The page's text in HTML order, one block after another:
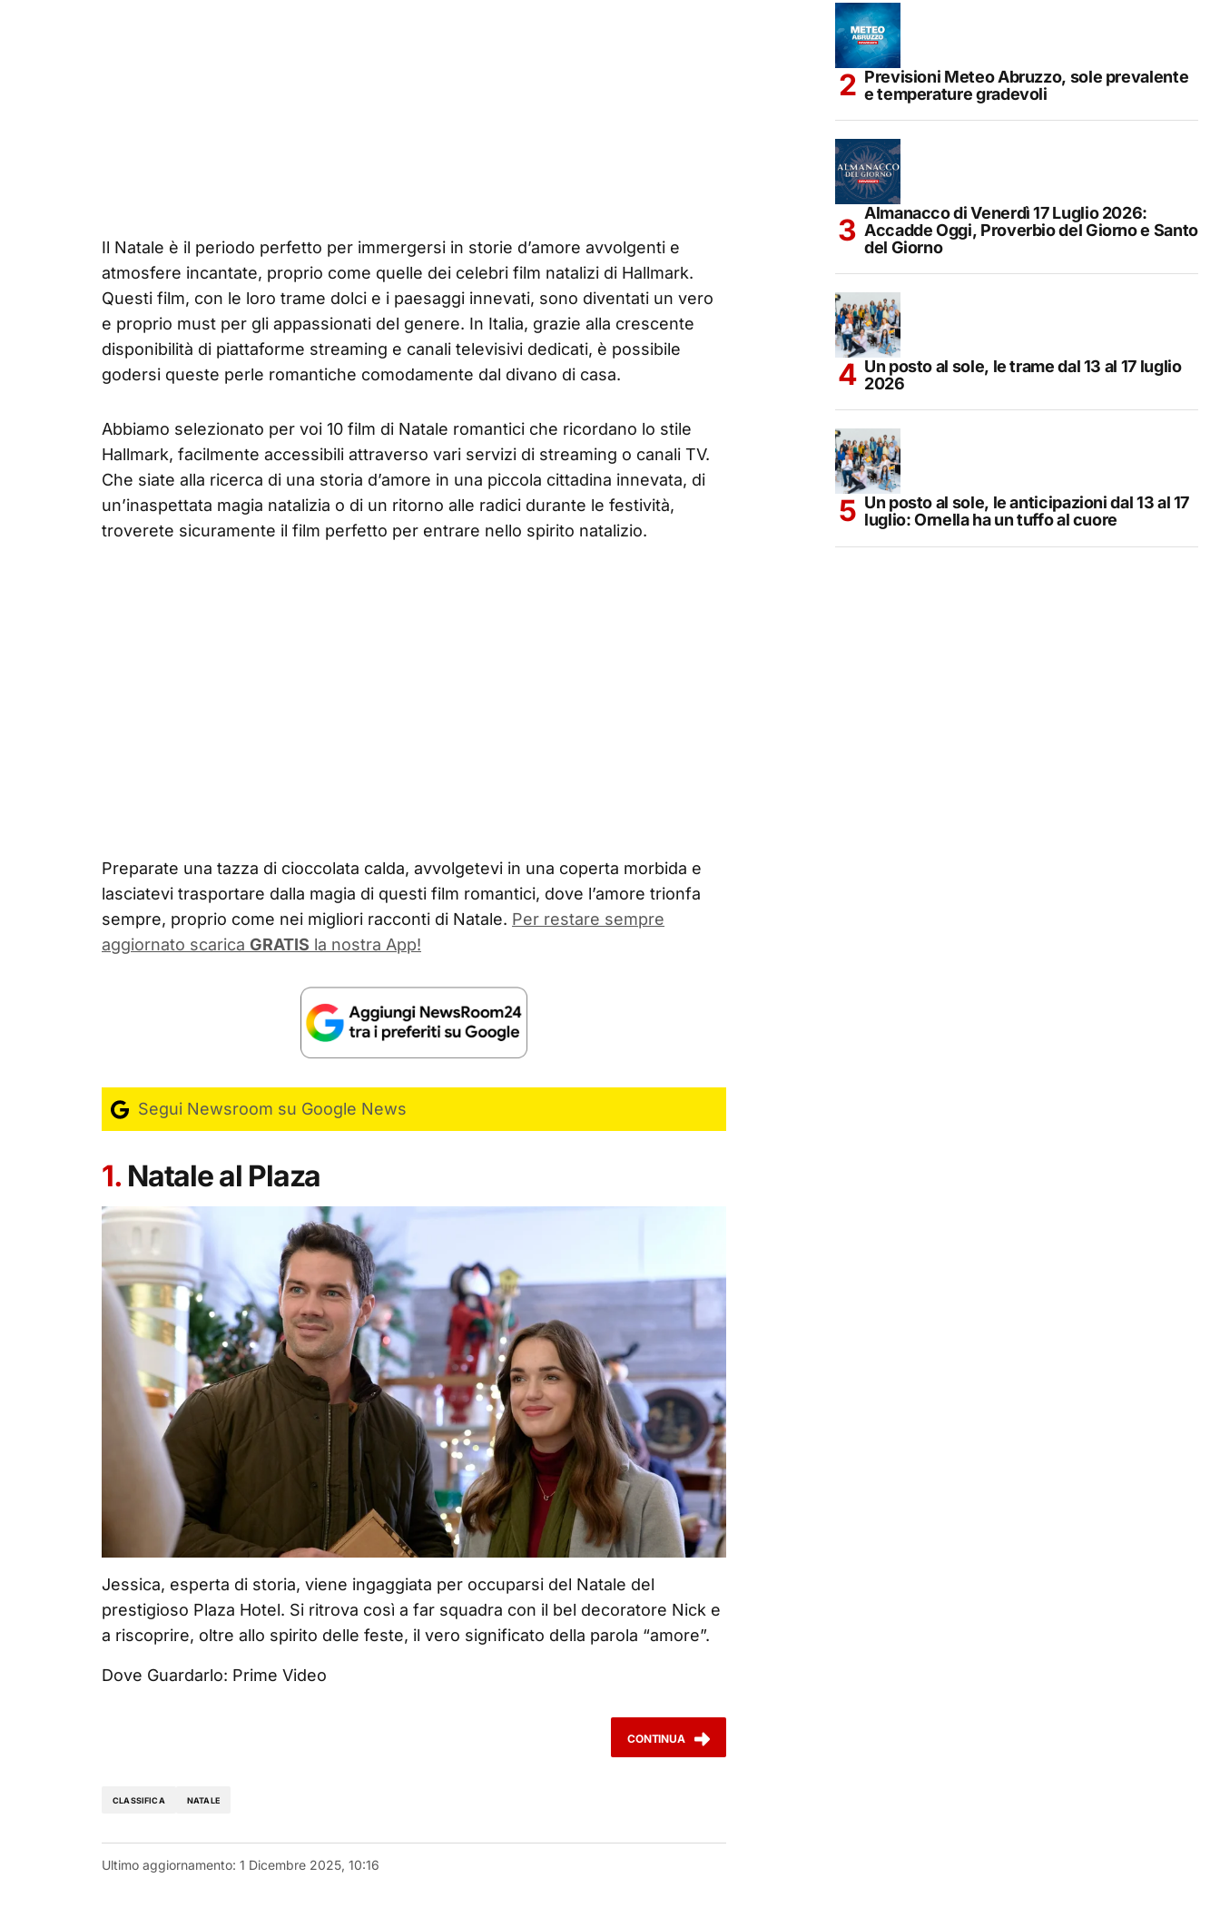
Il Natale è il periodo perfetto per immergersi in storie d’amore avvolgenti e
atmosfere incantate, proprio come quelle dei celebri film natalizi di Hallmark.
Questi film, con le loro trame dolci e i paesaggi innevati, sono diventati un vero
e proprio must per gli appassionati del genere. In Italia, grazie alla crescente
disponibilità di piattaforme streaming e canali televisivi dedicati, è possibile
godersi queste perle romantiche comodamente dal divano di casa.
Abbiamo selezionato per voi 10 film di Natale romantici che ricordano lo stile
Hallmark, facilmente accessibili attraverso vari servizi di streaming o canali TV.
Che siate alla ricerca di una storia d’amore in una piccola cittadina innevata, di
un’inaspettata magia natalizia o di un ritorno alle radici durante le festività,
troverete sicuramente il film perfetto per entrare nello spirito natalizio.
Preparate una tazza di cioccolata calda, avvolgetevi in una coperta morbida e
lasciatevi trasportare dalla magia di questi film romantici, dove l’amore trionfa
sempre, proprio come nei migliori racconti di Natale. Per restare sempre
aggiornato scarica GRATIS la nostra App!
Segui Newsroom su Google News
1. Natale al Plaza
Jessica, esperta di storia, viene ingaggiata per occuparsi del Natale del
prestigioso Plaza Hotel. Si ritrova così a far squadra con il bel decoratore Nick e
a riscoprire, oltre allo spirito delle feste, il vero significato della parola “amore”.
Dove Guardarlo: Prime Video
CONTINUA
CLASSIFICA NATALE
Ultimo aggiornamento: 1 Dicembre 2025, 10:16
Previsioni Meteo Abruzzo, sole prevalente
e temperature gradevoli
Almanacco di Venerdì 17 Luglio 2026:
Accadde Oggi, Proverbio del Giorno e Santo
del Giorno
Un posto al sole, le trame dal 13 al 17 luglio
2026
Un posto al sole, le anticipazioni dal 13 al 17
luglio: Ornella ha un tuffo al cuore